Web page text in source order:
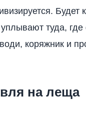
Будет
туда,
коряжник и
на леща